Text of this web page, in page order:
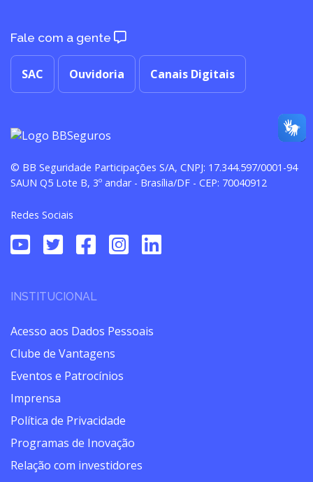
Fale com a gente
SAC Ouvidoria Canais Digitais
© BB Seguridade Participações S/A, CNPJ: 17.344.597/0001-94
SAUN Q5 Lote B, 3º andar - Brasília/DF - CEP: 70040912
Redes Sociais
INSTITUCIONAL
Acesso aos Dados Pessoais
Clube de Vantagens
Eventos e Patrocínios
Imprensa
Política de Privacidade
Programas de Inovação
Relação com investidores